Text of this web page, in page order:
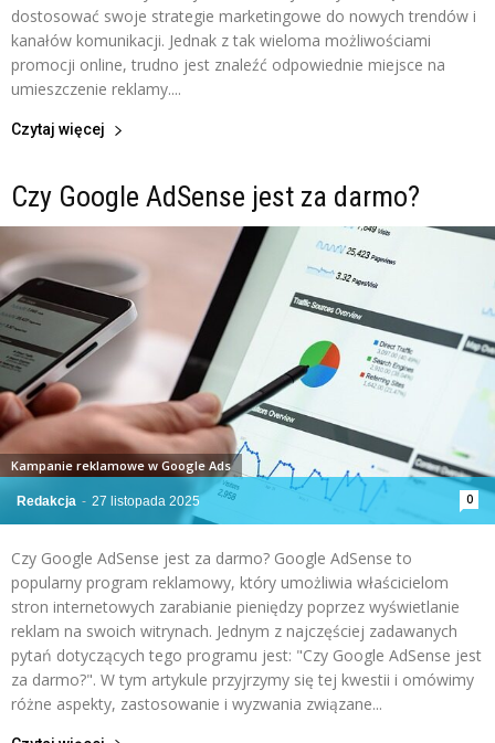
dostosować swoje strategie marketingowe do nowych trendów i
kanałów komunikacji. Jednak z tak wieloma możliwościami
promocji online, trudno jest znaleźć odpowiednie miejsce na
umieszczenie reklamy....
Czytaj więcej
Czy Google AdSense jest za darmo?
Redakcja - 27 listopada 2025 0
Kampanie reklamowe w Google Ads
Czy Google AdSense jest za darmo? Google AdSense to
popularny program reklamowy, który umożliwia właścicielom
stron internetowych zarabianie pieniędzy poprzez wyświetlanie
reklam na swoich witrynach. Jednym z najczęściej zadawanych
pytań dotyczących tego programu jest: "Czy Google AdSense jest
za darmo?". W tym artykule przyjrzymy się tej kwestii i omówimy
różne aspekty, zastosowanie i wyzwania związane...